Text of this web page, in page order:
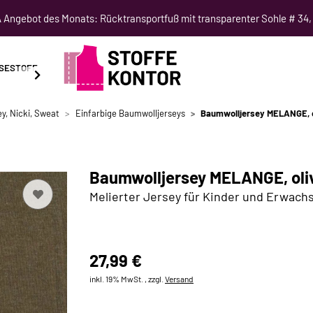
Angebot des Monats: Rücktransportfuß mit transparenter Sohle # 34,
SCHNITTMUSTER NÄHKURSE
Nicki, Sweat Einfarbige Baumwolljerseys Baumwolljersey
Baumwolljersey MELANGE,
Melierter Jersey für Kinder und
27,99 €
inkl. 19% MwSt. , zzgl. Versand